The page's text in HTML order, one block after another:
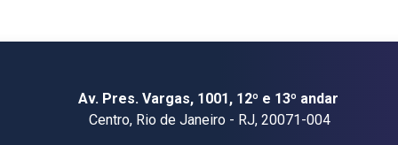
Av. Pres. Vargas, 1001, 12º e 13º andar
Centro, Rio de Janeiro - RJ, 20071-004